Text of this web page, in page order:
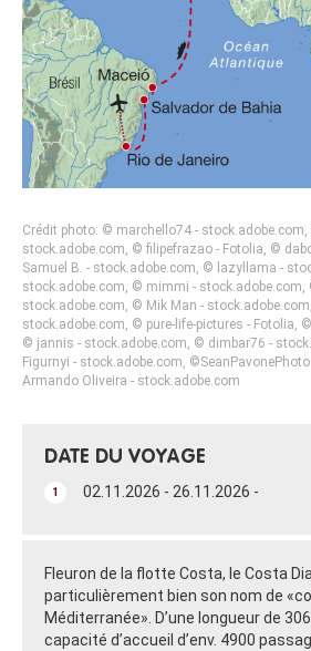
Crédit photo: © marchello74 -
stock.adobe.com, © filipefrazao - Fotolia, ©
Samuel B. - stock.adobe.com, © lazyllama -
stock.adobe.com, © mimmi - stock.adobe.com,
stock.adobe.com, © Mik Man -
stock.adobe.com, © pure-life-pictures - Fotolia,
© jannis - stock.adobe.com, © dimbar76 -
Figurnyi - stock.adobe.com,
Armando Oliveira - stock.adobe.com
DATE DU VOYAGE
1 02.11.2026 - 26.11.2026 -
Fleuron de la flotte Costa, le Costa
particulièrement bien son nom de
Méditerranée». D’une longueur de
capacité d’accueil d’env. 4900